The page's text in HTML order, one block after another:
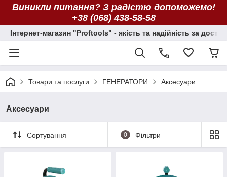
Виникли питання? З радістю допоможемо!
+38 (068) 438-58-58
Інтернет-магазин "Proftools" - якість та надійність за
Товари та послуги ГЕНЕРАТОРИ Аксесуари
Аксесуари
Сортування 0 Фільтри